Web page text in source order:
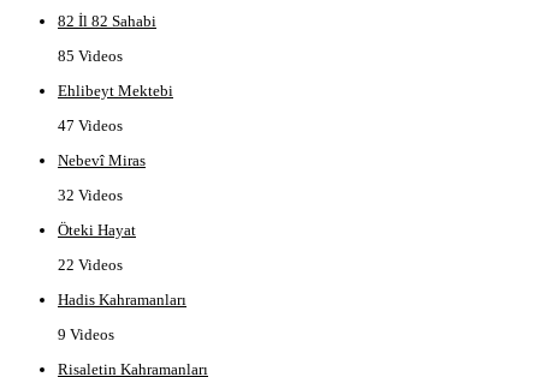
82 İl 82 Sahabi
85 Videos
Ehlibeyt Mektebi
47 Videos
Nebevî Miras
32 Videos
Öteki Hayat
22 Videos
Hadis Kahramanları
9 Videos
Risaletin Kahramanları